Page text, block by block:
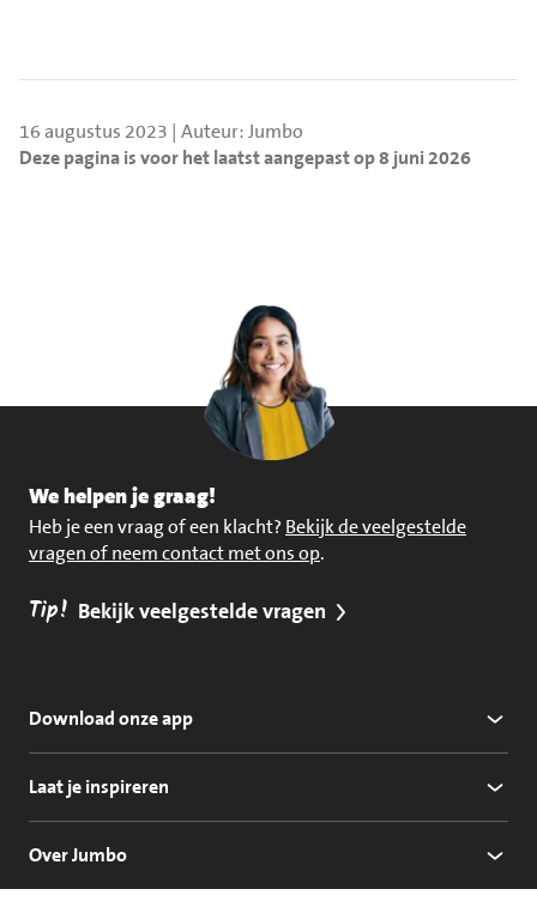
16 augustus 2023 | Auteur: Jumbo
Deze pagina is voor het laatst aangepast op 8 juni 2026
We helpen je graag!
Heb je een vraag of een klacht? Bekijk de veelgestelde
vragen of neem contact met ons op.
Tip! Bekijk veelgestelde vragen
Download onze app
Laat je inspireren
Over Jumbo